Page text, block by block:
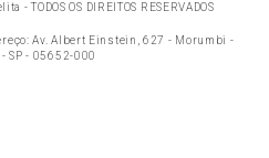
-TODOS OS DIREITOS RESERVADOS
Av. Albert Einstein, 627 - Morumbi -
- SP - 05652-000